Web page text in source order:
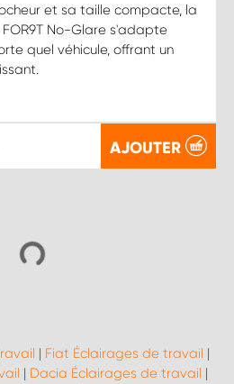
et sa taille compacte, la
No-Glare s'adapte
quel véhicule, offrant un
AJOUTER
| Fiat Éclairages de travail |
| Dacia Éclairages de travail |